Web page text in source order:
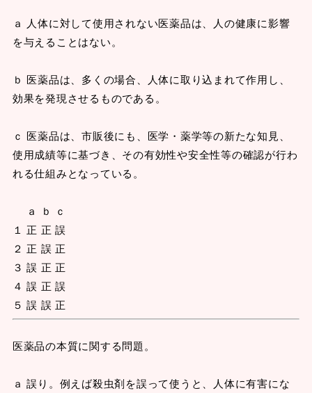
ａ 人体に対して使用されない医薬品は、人の健康に影響
を与えることはない。
ｂ 医薬品は、多くの場合、人体に取り込まれて作用し、
効果を発現させるものである。
ｃ 医薬品は、市販後にも、医学・薬学等の新たな知見、
使用成績等に基づき、その有効性や安全性等の確認が行わ
れる仕組みとなっている。
ａ ｂ ｃ
１ 正 正 誤
２ 正 誤 正
３ 誤 正 正
４ 誤 正 誤
５ 誤 誤 正
医薬品の本質に関する問題。
ａ 誤り。例えば殺虫剤を誤って使うと、人体に有害にな